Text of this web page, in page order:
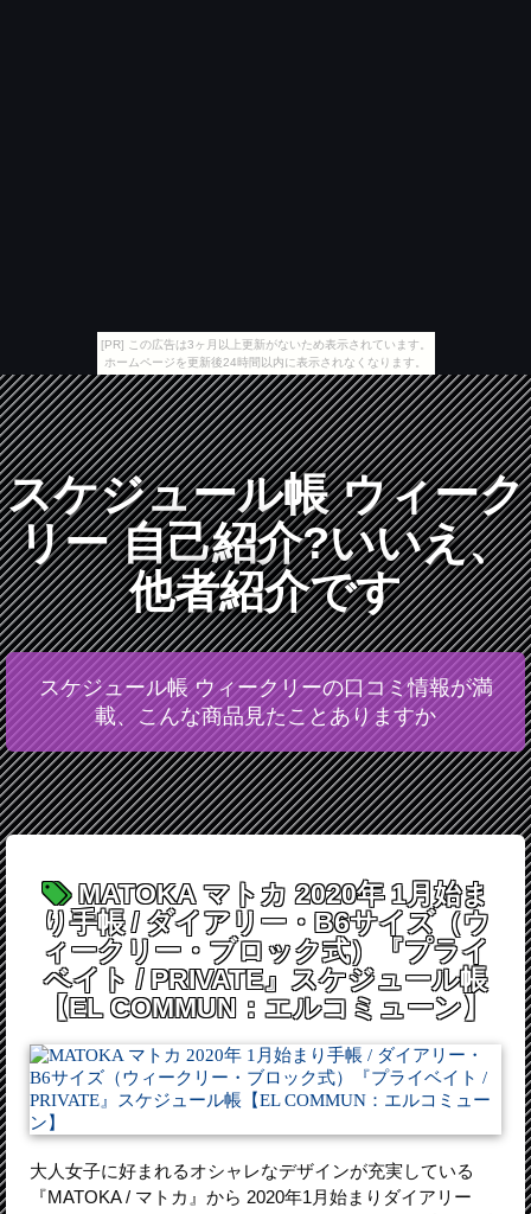
[PR] この広告は3ヶ月以上更新がないため表示されています。
ホームページを更新後24時間以内に表示されなくなります。
スケジュール帳 ウィーク
リー 自己紹介?いいえ、
他者紹介です
スケジュール帳 ウィークリーの口コミ情報が満
載、こんな商品見たことありますか
MATOKA マトカ 2020年 1月始ま
り手帳 / ダイアリー・B6サイズ（ウ
ィークリー・ブロック式）『プライ
ベイト / PRIVATE』スケジュール帳
【EL COMMUN：エルコミューン】
大人女子に好まれるオシャレなデザインが充実している
『MATOKA / マトカ』から 2020年1月始まりダイアリー